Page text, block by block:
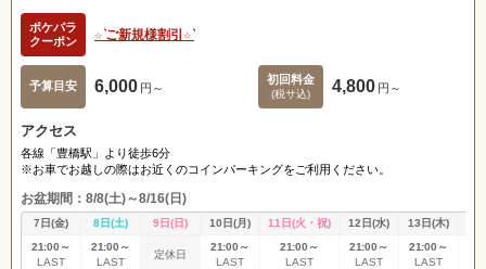
ポケパラ
クーポン
☆ ͛ご新規様割引☆ ͛
予算目安 6,000 円～
初回料金
(税サ込) 4,800 円～
アクセス
各線「豊橋駅」より徒歩6分
※お車でお越しの際はお近くのコインパーキングをご利用ください。
お盆期間：8/8(土)～8/16(日)
7日(金) 8日(土) 9日(日) 10日(月) 11日(火・祝) 12日(水) 13日(木)
21:00～
LAST
21:00～
LAST
定休日
21:00～
LAST
21:00～
LAST
21:00～
LAST
21:00～
LAST
店舗ログイン